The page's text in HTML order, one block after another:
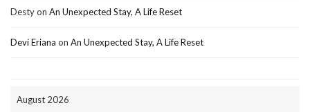
Destyon An Unexpected Stay, A Life Reset
Devi Eriana on An Unexpected Stay, A Life Reset
August 2026